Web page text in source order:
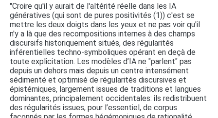
"Croire qu'il y aurait de l'altérité réelle dans les IA
génératives (qui sont de pures positivités (1)) c'est se
mettre les deux doigts dans les yeux et ne pas voir qu'il
n'y a là que des recompositions internes à des champs
discursifs historiquement situés, des régularités
inférentielles techno-symboliques opérant en deçà de
toute explicitation. Les modèles d’IA ne "parlent" pas
depuis un dehors mais depuis un centre intensément
sédimenté et optimisé de régularités discursives et
épistémiques, largement issues de traditions et langues
dominantes, principalement occidentales: ils redistribuent
des régularités issues, pour l’essentiel, de corpus